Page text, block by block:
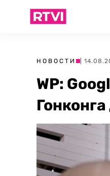
НОВОСТИ |
WP: